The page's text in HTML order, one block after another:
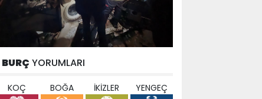
BURÇ YORUMLARI
KOÇ BOĞA İKİZLER YENGEÇ